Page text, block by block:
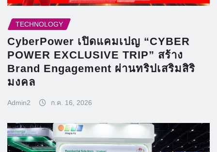
TECHNOLOGY
CyberPower เปิดแคมเปญ “CYBER
POWER EXCLUSIVE TRIP” สร้าง
Brand Engagement ผ่านทริปเสริมสิริ
มงคล
Admin2 ก.ค. 16, 2026